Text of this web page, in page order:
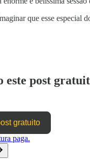
que esse especial
este post
gratuito
paga.